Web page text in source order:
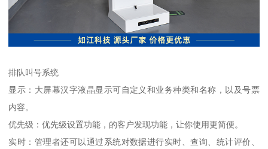
排队叫号系统
显示：大屏幕汉字液晶显示可自定义和业务种类和名称，以及号票
内容。
优先级：优先级设置功能，的客户发现功能，让你使用更简便。
实时：管理者还可以通过系统对数据进行实时、查询、统计评价、